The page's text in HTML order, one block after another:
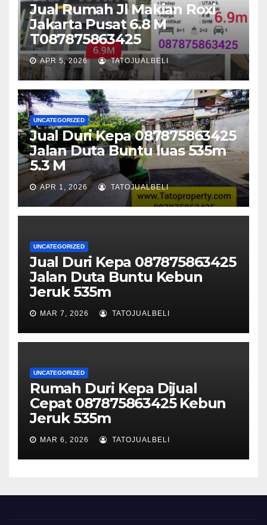
Jual Rumah Jl Makian Roxi
Jakarta Pusat 6.8 M
T087875863425
APR 5, 2026 TATOJUALBELI
UNCATEGORIZED
Jual Duri Kepa 087875863425
Jalan Duta Buntu luas 535m
5.3 M
APR 1, 2026 TATOJUALBELI
UNCATEGORIZED
Jual Duri Kepa 087875863425
Jalan Duta Buntu Kebun
Jeruk 535m
MAR 7, 2026 TATOJUALBELI
UNCATEGORIZED
Rumah Duri Kepa Dijual
Cepat 087875863425 Kebun
Jeruk 535m
MAR 6, 2026 TATOJUALBELI